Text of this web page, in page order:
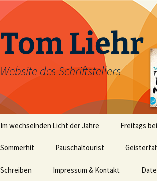
Tom Liehr
Website des Schriftstellers
Im wechselnden Licht der Jahre Freitags
Sommerhit Pauschaltourist
Schreiben Impressum & Kontakt